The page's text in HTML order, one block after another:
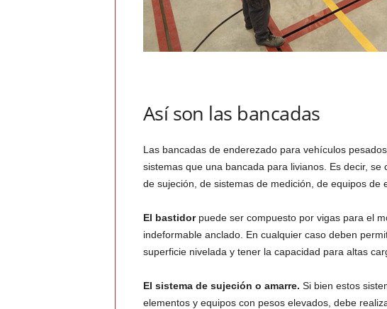
b
a
Así son las bancadas
Las bancadas de enderezado para vehículos
sistemas que una bancada para livianos. Es decir,
de sujeción, de sistemas de medición, de equipos de
El bastidorpuede ser compuesto por vigas para el
indeformable anclado. En cualquier caso deben
superficie nivelada y tener la capacidad para altas
El sistema de sujeción o amarre. Si bien estos
elementos y equipos con pesos elevados, debe